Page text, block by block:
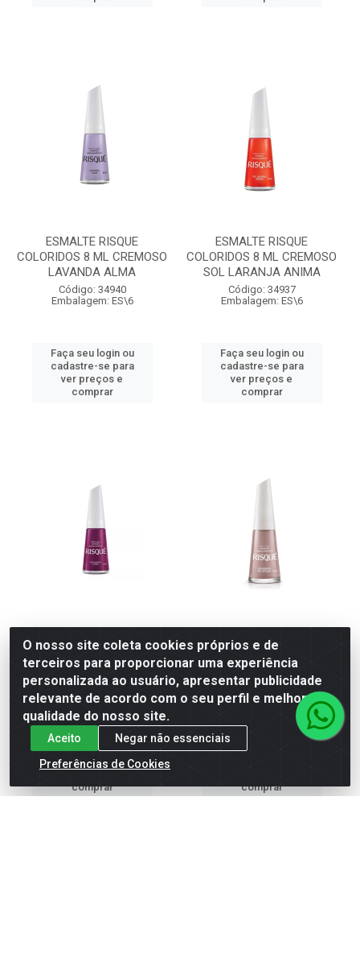
ESMALTE RISQUE
COLORIDOS 8 ML CREMOSO
LAVANDA ALMA
Código: 34940
Embalagem: ES\6
Faça seu login ou
cadastre-se para
ver preços e
comprar
ESMALTE RISQUE
COLORIDOS 8 ML CREMOSO
SOL LARANJA ANIMA
Código: 34937
Embalagem: ES\6
Faça seu login ou
cadastre-se para
ver preços e
comprar
ESMALTE RISQUE ROSAS 8
ML LÉO MANDOU FLORES
Código: 30263
Embalagem: ES\6
Faça seu login ou
cadastre-se para
comprar
ESMALTE RISQUE NUDES 8
ML LÁGRIMAS DE VÊNUS
Código: 29138
Embalagem: ES\6
Faça seu login ou
comprar
O nosso site coleta cookies próprios e de
terceiros para proporcionar uma experiência
personalizada ao usuário, apresentar publicidade
relevante de acordo com o seu perfil e melhorar a
qualidade do nosso site.
Aceito
Negar não essenciais
Preferências de Cookies